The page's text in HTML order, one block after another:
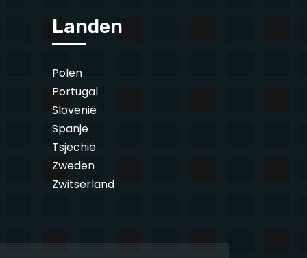
Landen
Polen
Portugal
Slovenië
Spanje
Tsjechië
Zweden
Zwitserland